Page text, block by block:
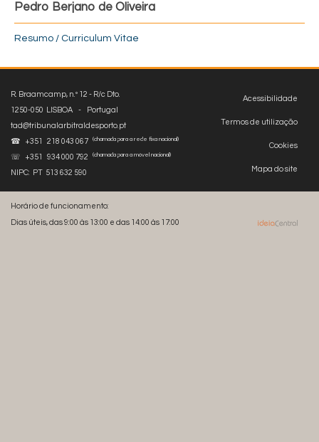
Pedro Berjano de Oliveira
Resumo / Curriculum Vitae
Acessibilidade
Termos de utilização
Cookies
Mapa do site
R. Braamcamp, n.º 12 - R/c Dto.
1250-050 LISBOA - Portugal
tad@tribunalarbitraldesporto.pt
☎ +351 218 043 067
(chamada para a rede fixa nacional)
☏ +351 934 000 792 (chamada para a móvel nacional)
NIPC: PT 513 632 590
Horário de funcionamento:
Dias úteis, das 9:00 às 13:00 e das 14:00 às 17:00